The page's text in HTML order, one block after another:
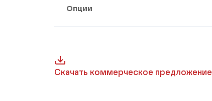
Опции
Скачать коммерческое предложение